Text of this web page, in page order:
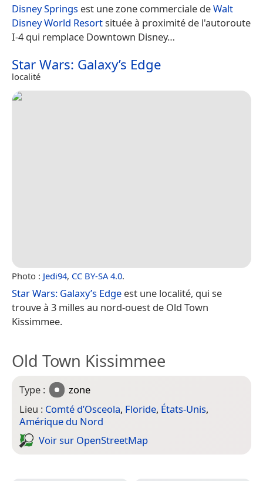
Disney Springs est une zone commerciale deWalt
Disney World Resortsituée à proximité de l'autoroute
I-4 qui remplace Downtown Disney…
Star Wars: Galaxy’s Edge
localité
Photo : Jedi94, CC BY-SA 4.0.
Star Wars: Galaxy’s Edge est une localité, qui se
trouve à 3 milles au nord-ouest de Old Town
Kissimmee.
Old Town Kissimmee
Type :
zone
Lieu : Comté d’Osceola, Floride, États-Unis,
Amérique du Nord
Voir sur Open­Street­Map